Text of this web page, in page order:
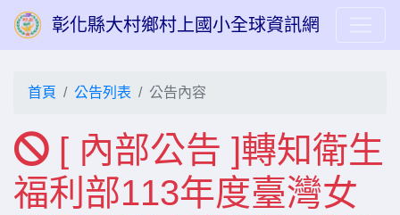
彰化縣大村鄉村上國小全球資訊網
首頁 公告列表 公告內容
[ 內部公告 ]轉知衛生
福利部113年度臺灣女